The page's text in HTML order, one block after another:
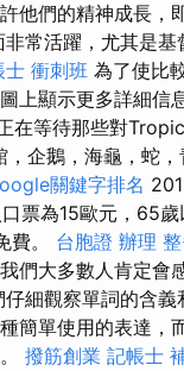
他們的精神成長，
常活躍，尤其是基
士 衝刺班 為了使比
上顯示更多詳細信
在等待那些對
，企鵝，海龜，蛇
關鍵字排名
票為15歐元，65歲
費。 台胞證 辦理
們大多數人肯定會
細觀察單詞的含
簡單使用的表達，
撥筋創業 記帳士